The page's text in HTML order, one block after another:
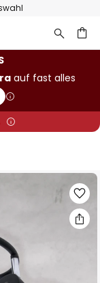
auf fast alles